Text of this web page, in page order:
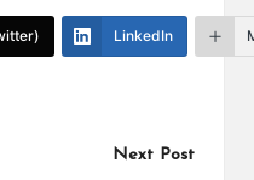
LinkedIn
Next Post